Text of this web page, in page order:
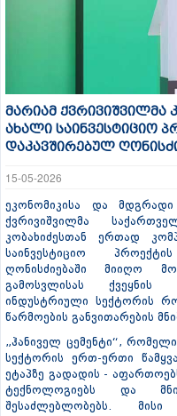
მარიამ ქვრივიშვილმა
ახალი საინვესტიციო
დაკავშირებულ
15-05-2026
ეკონომიკისა და მდგრადი
ქვრივიშვილმა
კობახიძესთან ერთად
საინვესტიციო
ღონისძიებაში მიიღო
გამოსვლისას ქვეყნის
ინდუსტრიული სექტორის
წარმოების განვითარების
„ჰანიველ ცემენტი“,
სექტორის ერთ-ერთი
ეტაპზე გადადის -
ტექნოლოგიებს და
შესაძლებლობებს.